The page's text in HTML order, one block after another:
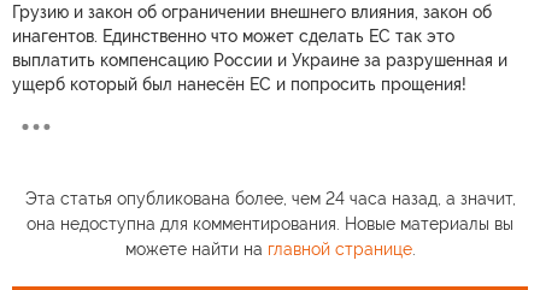
Грузию и закон об ограничении внешнего влияния, закон об
инагентов. Единственно что может сделать ЕС так это
выплатить компенсацию России и Украине за разрушенная и
ущерб который был нанесён ЕС и попросить прощения!
Эта статья опубликована более, чем 24 часа назад, а значит,
она недоступна для комментирования. Новые материалы вы
можете найти на главной странице.